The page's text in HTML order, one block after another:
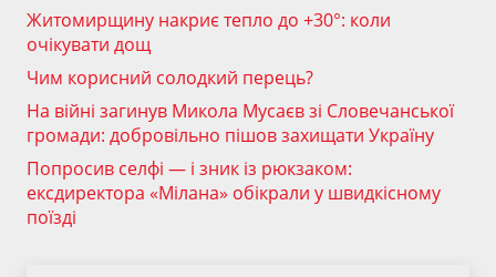
Житомирщину накриє тепло до +30°: коли
очікувати дощ
Чим корисний солодкий перець?
На війні загинув Микола Мусаєв зі Словечанської
громади: добровільно пішов захищати Україну
Попросив селфі — і зник із рюкзаком:
ексдиректора «Мілана» обікрали у швидкісному
поїзді